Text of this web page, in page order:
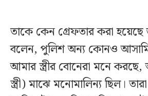
তাকে কেন গ্রেফতার করা
বলেন, পুলিশ অন্য কোনও আসামি
আমার স্ত্রীর বোনেরা মনে করছে,
স্ত্রী) মাঝে মনোমালিন্য ছিল।